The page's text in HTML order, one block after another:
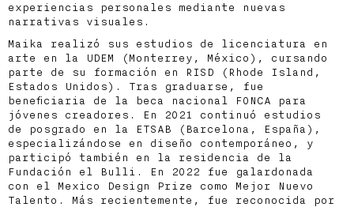
experiencias personales mediante nuevas
narrativas visuales.
Maika realizó sus estudios de licenciatura en
arte en la UDEM (Monterrey, México), cursando
parte de su formación en RISD (Rhode Island,
Estados Unidos). Tras graduarse, fue
beneficiaria de la beca nacional FONCA para
jóvenes creadores. En 2021 continuó estudios
de posgrado en la ETSAB (Barcelona, España),
especializándose en diseño contemporáneo, y
participó también en la residencia de la
Fundación el Bulli. En 2022 fue galardonada
con el Mexico Design Prize como Mejor Nuevo
Talento. Más recientemente, fue reconocida por